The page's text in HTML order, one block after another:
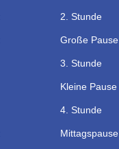
2. Stunde
Große Pause
3. Stunde
Kleine Pause
4. Stunde
Mittagspause